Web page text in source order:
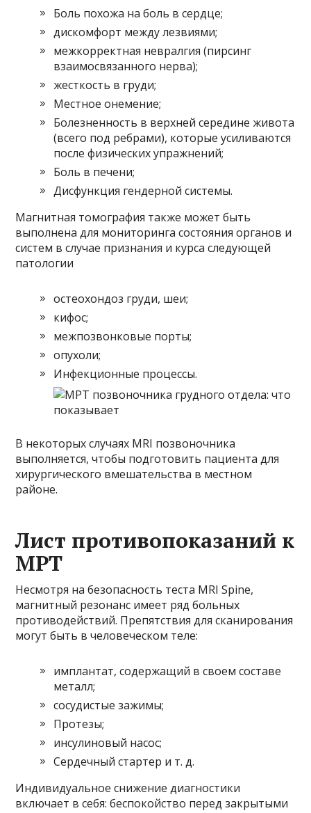
Боль похожа на боль в сердце;
дискомфорт между лезвиями;
межкорректная невралгия (пирсинг
взаимосвязанного нерва);
жесткость в груди;
Местное онемение;
Болезненность в верхней середине живота
(всего под ребрами), которые усиливаются
после физических упражнений;
Боль в печени;
Дисфункция гендерной системы.
Магнитная томография также может быть
выполнена для мониторинга состояния органов и
систем в случае признания и курса следующей
патологии
остеохондоз груди, шеи;
кифос;
межпозвонковые порты;
опухоли;
Инфекционные процессы.
В некоторых случаях MRI позвоночника
выполняется, чтобы подготовить пациента для
хирургического вмешательства в местном
районе.
Лист противопоказаний к
МРТ
Несмотря на безопасность теста MRI Spine,
магнитный резонанс имеет ряд больных
противодействий. Препятствия для сканирования
могут быть в человеческом теле:
имплантат, содержащий в своем составе
металл;
сосудистые зажимы;
Протезы;
инсулиновый насос;
Сердечный стартер и т. д.
Индивидуальное снижение диагностики
включает в себя: беспокойство перед закрытыми